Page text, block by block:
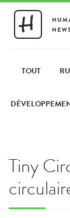
TOUT
Tiny